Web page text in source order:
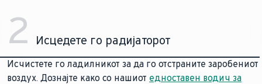
2 Исцедете го радијаторот
Исчистете го ладилникот за да го отстраните заробениот
воздух. Дознајте како со нашиот едноставен водич за